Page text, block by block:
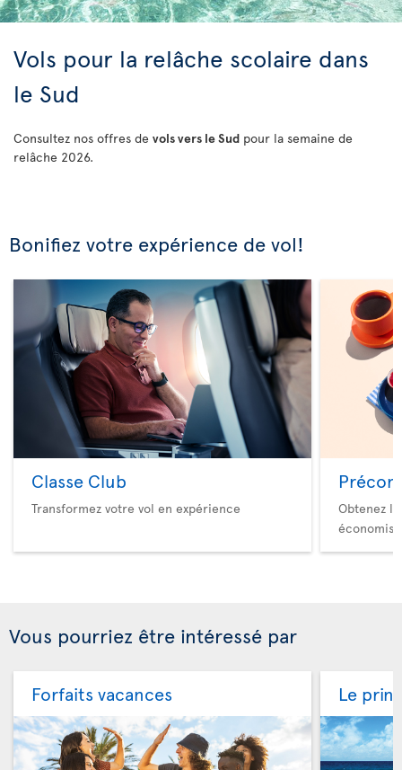
Vols pour la relâche scolaire dans
le Sud
Consultez nos offres de vols vers le Sud pour la semaine de
relâche 2026.
Bonifiez votre expérience de vol!
Classe Club
Transformez votre vol en expérience
Obtenez
Vous pourriez être intéressé par
Forfaits vacances Le